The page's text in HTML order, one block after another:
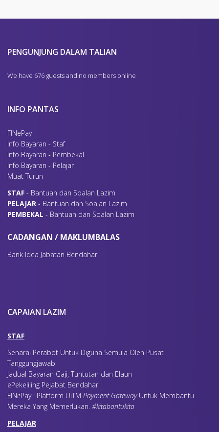
Link Pembayaran Yuran Dalam Talian
PENGUNJUNG DALAM TALIAN
We have 676 guests and no members online
INFO PANTAS
FINePay
Info Bayaran - Staf
Info Bayaran - Pembekal
Info Bayaran - Pelajar
Muat Turun
STAF - Bantuan dan Soalan Lazim
PELAJAR - Bantuan dan Soalan Lazim
PEMBEKAL - Bantuan dan Soalan Lazim
CADANGAN / MAKLUMBALAS
Bank Idea Jabatan Bendahari
CAPAIAN LAZIM
STAF
Senarai Perabot Untuk Diguna Semula Oleh Pusat
Tanggungjawab
Jadual Bayaran Gaji, Tuntutan dan Elaun
ePekeliling Pejabat Bendahari
FINePay : Platform UiTM Payment GatewayUntuk Membantu
Mereka Yang Memerlukan. #kitabantukita
PELAJAR